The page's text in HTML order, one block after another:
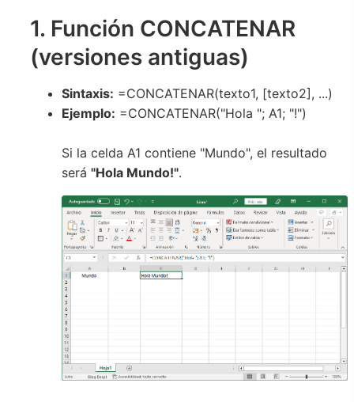
1. Función CONCATENAR
(versiones antiguas)
Sintaxis: =CONCATENAR(texto1, [texto2], ...)
Ejemplo: =CONCATENAR("Hola "; A1; "!")
Si la celda A1 contiene "Mundo", el resultado
será "Hola Mundo!".